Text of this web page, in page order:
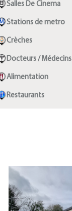
Salles De Cinema
Stations de metro
Crèches
Docteurs / Médecins
Alimentation
Restaurants